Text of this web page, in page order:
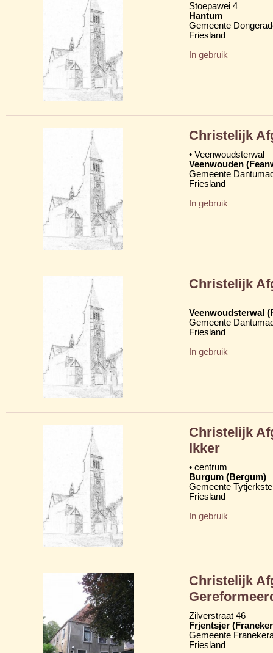
Stoepawei 4
Hantum
Gemeente
Friesland
In gebruik
Christelijk
• Veenwoudsterwal
Veenwouden
Gemeente
Friesland
In gebruik
Christelijk
Veenwoudsterwal
Gemeente
Friesland
In gebruik
Christelijk
Ikker
• centrum
Burgum (Bergum)
Gemeente
Friesland
In gebruik
Christelijk
Zilverstraat 46
Frjentsjer
Gemeente
Friesland